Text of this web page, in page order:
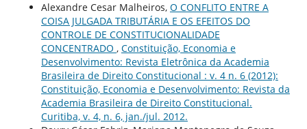
Alexandre Cesar Malheiros, O CONFLITO ENTRE A
COISA JULGADA TRIBUTÁRIA E OS EFEITOS DO
CONTROLE DE CONSTITUCIONALIDADE
CONCENTRADO , Constituição, Economia e
Desenvolvimento: Revista Eletrônica da Academia
Brasileira de Direito Constitucional : v. 4 n. 6 (2012):
Constituição, Economia e Desenvolvimento: Revista da
Academia Brasileira de Direito Constitucional.
Curitiba, v. 4, n. 6, jan./jul. 2012.